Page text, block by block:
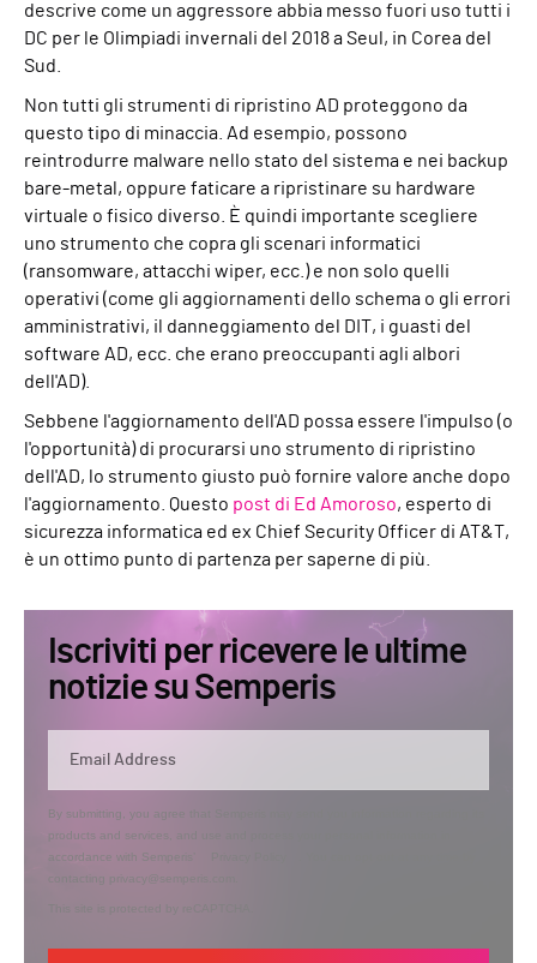
descrive come un aggressore abbia messo fuori uso tutti i
DC per le Olimpiadi invernali del 2018 a Seul, in Corea del
Sud.
Non tutti gli strumenti di ripristino AD proteggono da
questo tipo di minaccia. Ad esempio, possono
reintrodurre malware nello stato del sistema e nei backup
bare-metal, oppure faticare a ripristinare su hardware
virtuale o fisico diverso. È quindi importante scegliere
uno strumento che copra gli scenari informatici
(ransomware, attacchi wiper, ecc.) e non solo quelli
operativi (come gli aggiornamenti dello schema o gli errori
amministrativi, il danneggiamento del DIT, i guasti del
software AD, ecc. che erano preoccupanti agli albori
dell'AD).
Sebbene l'aggiornamento dell'AD possa essere l'impulso (o
l'opportunità) di procurarsi uno strumento di ripristino
dell'AD, lo strumento giusto può fornire valore anche dopo
l'aggiornamento. Questo post di Ed Amoroso, esperto di
sicurezza informatica ed ex Chief Security Officer di AT&T,
è un ottimo punto di partenza per saperne di più.
Iscriviti per ricevere le ultime
notizie su Semperis
By submitting, you agree that Semperis may send you information regarding its
products and services, and use and process your personal information in
accordance with Semperis’
contacting privacy@semperis.com.
This site is protected by reCAPTCHA.